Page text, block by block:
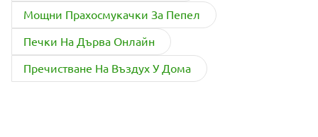
Мощни Прахосмукачки За Пепел
Печки На Дърва Онлайн
Пречистване На Въздух У Дома